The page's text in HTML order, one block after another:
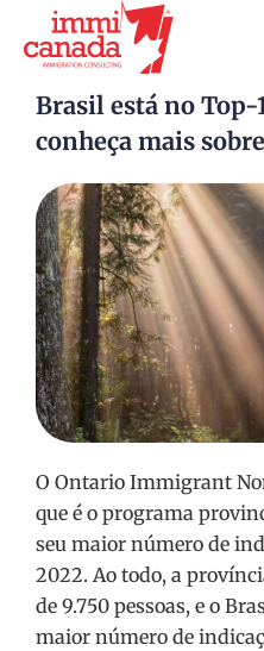
Brasil está no Top-
conheça mais
O Ontario Immigrant
que é o programa
seu maior número de
2022. Ao todo, a
de 9.750 pessoas, e o
maior número de